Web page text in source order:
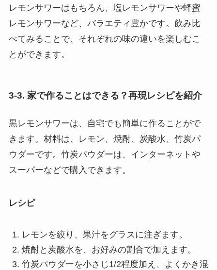
レモンサワーはもちろん、塩レモンサワーや蜂蜜
レモンサワーなど、バラエティ豊かです。飲み比
べてみることで、それぞれの味の違いを楽しむこ
とができます。
3-3. 家で作ることはできる？再現レシピを紹介
黒レモンサワーは、自宅でも簡単に作ることがで
きます。材料は、レモン、焼酎、炭酸水、竹炭パ
ウダーです。竹炭パウダーは、インターネットや
スーパーなどで購入できます。
レシピ
レモンを絞り、果汁をグラスに注ぎます。
焼酎と炭酸水を、お好みの割合で加えます。
竹炭パウダーを小さじ1/2程度加え、よくかき混